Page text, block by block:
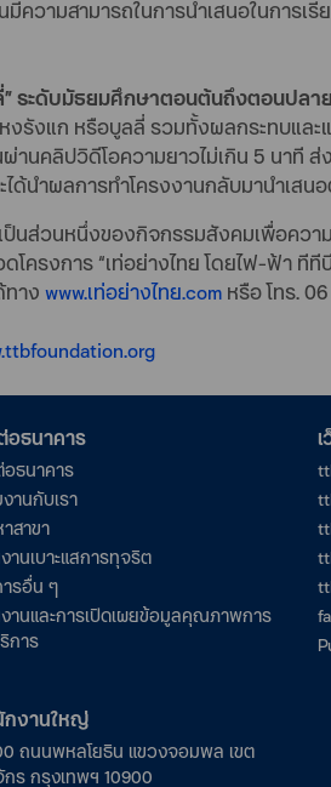
ความสามารถในการนำเสนอในกา
” ระดับมัธยมศึกษาตอนต้นถึงตอนปลาย
งรังแก หรือบูลลี่ รวมทั้งผลกระทบแ
ผ่านคลิปวิดีโอความยาวไม่เกิน 5 นา
ด้นำผลการทำโครงงานกลับมานำเส
นส่วนหนึ่งของกิจกรรมสังคมเพื่อคว
โครงการ “เท่อย่างไทย โดยไฟ-ฟ้า
ทาง www.เท่อย่างไทย.com หรือ โทร.
อธนาคาร
ธนาคาร
านกับเรา
สาขา
านเบาะแสการทุจริต
รอื่น ๆ
านและการเปิดเผยข้อมูลคุณภาพการ
การ
กงานใหญ่
ถนนพหลโยธิน แขวงจอมพล เขต
ร กรุงเทพฯ 10900